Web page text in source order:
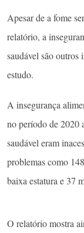
Apesar de a fome
relatório, a
saudável são outros
estudo.
A insegurança
no período de 2020
saudável eram
problemas como
baixa estatura e 37
O relatório mostra